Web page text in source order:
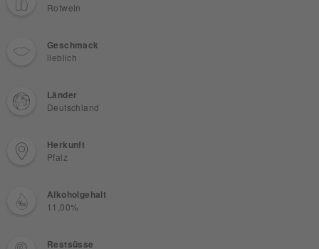
Rotwein
Geschmack
lieblich
Länder
Deutschland
Herkunft
Pfalz
Alkoholgehalt
11,00%
Restsüsse